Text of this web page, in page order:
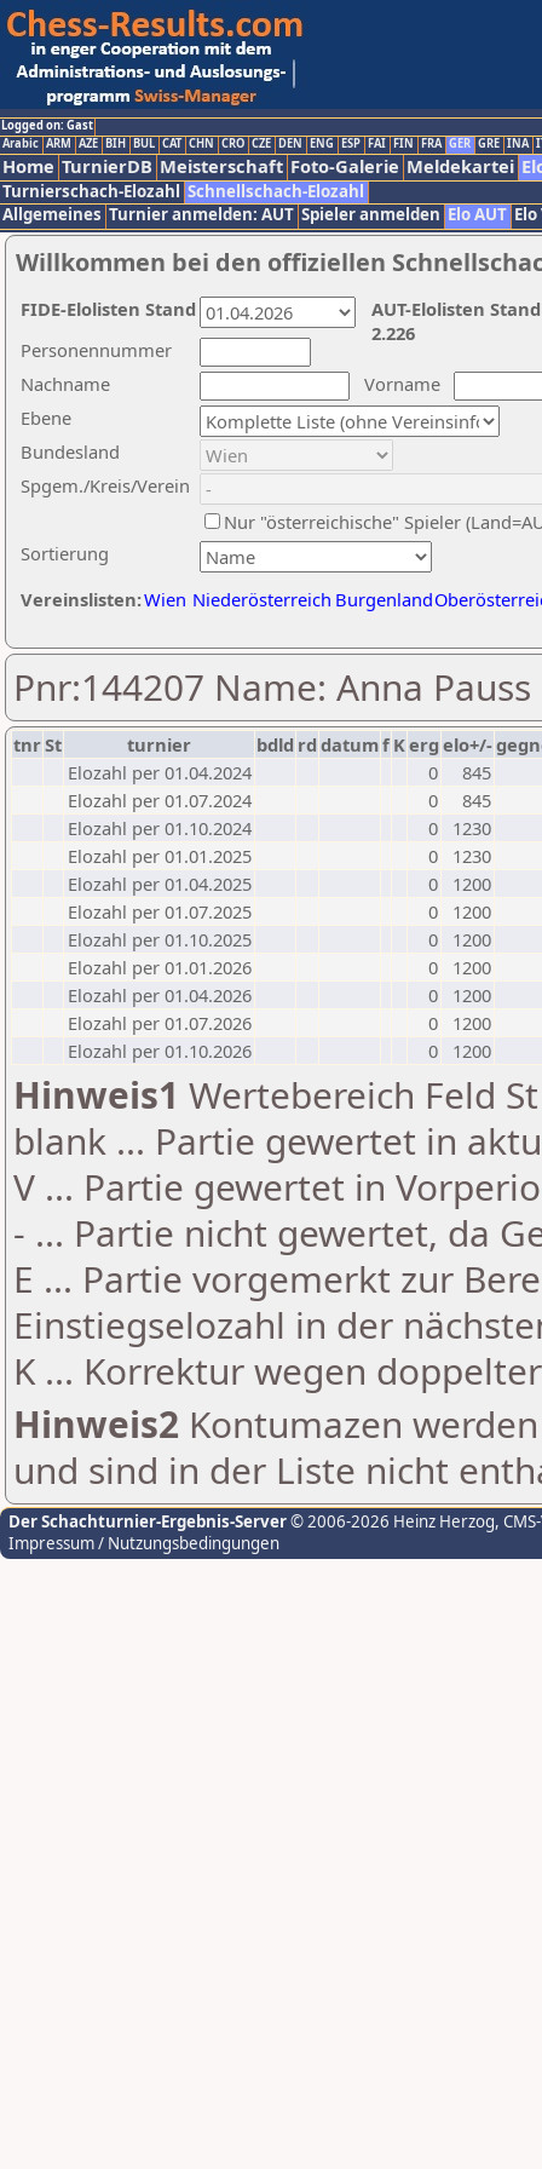
Logged on: Gast
Arabic ARM AZE BIH BUL CAT CHN CRO CZE DEN ENG ESP FAI FIN FRA GER GRE INA
Home TurnierDB Meisterschaft Foto-Galerie Meldekartei
Turnierschach-Elozahl Schnellschach-Elozahl
Allgemeines Turnier anmelden: AUT Spieler anmelden Elo AUT
Willkommen bei den offiziellen
Nachname
Vorname
Ebene
Sortierung
Personennummer
Bundesland
Spgem./Kreis/Verein
Nur "österreichische" Spieler
Vereinslisten:Wien Niederösterreich Burgenland
AUT-Elolisten
2.226
FIDE-Elolisten Stand
Pnr:144207 Name: Anna Pauss
tnrSt turnier bdld rd datumf Kerg elo+/-
Elozahl per 01.04.2024
0
845
Elozahl per 01.07.2024
0
845
Elozahl per 01.10.2024
0
1230
Elozahl per 01.01.2025
0
1230
Elozahl per 01.04.2025
0
1200
Elozahl per 01.07.2025
0
1200
Elozahl per 01.10.2025
0
1200
Elozahl per 01.01.2026
0
1200
Elozahl per 01.04.2026
0
1200
Elozahl per 01.07.2026
0
1200
Elozahl per 01.10.2026
0 1200
Hinweis1 Wertebereich Feld
blank ... Partie gewertet in
V ... Partie gewertet in
- ... Partie nicht gewertet, da
E ... Partie vorgemerkt zur
Einstiegselozahl in der
K ... Korrektur wegen
Hinweis2 Kontumazen
und sind in der Liste nicht
Der Schachturnier-Ergebnis-Server© 2006-2026 Heinz Herzog,
Impressum / Nutzungsbedingungen